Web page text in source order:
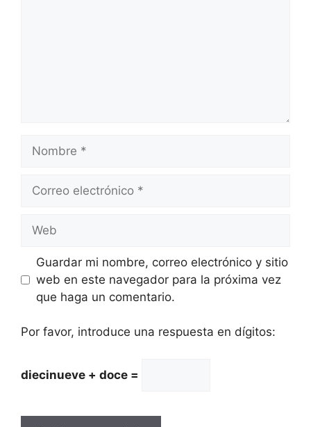
Guardar mi nombre, correo electrónico y sitio
web en este navegador para la próxima vez
que haga un comentario.
Por favor, introduce una respuesta en dígitos:
diecinueve + doce =